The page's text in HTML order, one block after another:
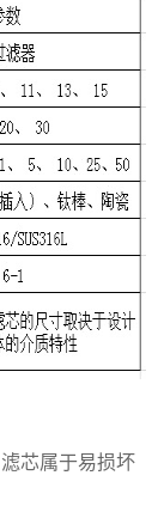
芯属于易损坏